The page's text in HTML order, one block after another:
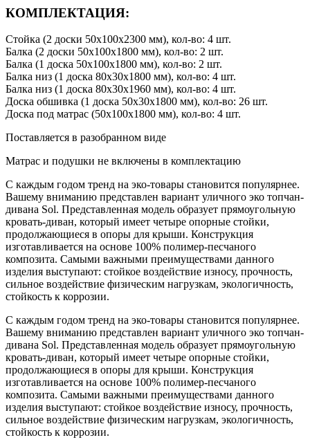
КОМПЛЕКТАЦИЯ:
Стойка (2 доски 50х100х2300 мм), кол-во: 4 шт.
Балка (2 доски 50х100х1800 мм), кол-во: 2 шт.
Балка (1 доска 50х100х1800 мм), кол-во: 2 шт.
Балка низ (1 доска 80х30х1800 мм), кол-во: 4 шт.
Балка низ (1 доска 80х30х1960 мм), кол-во: 4 шт.
Доска обшивка (1 доска 50х30х1800 мм), кол-во: 26 шт.
Доска под матрас (50х100х1800 мм), кол-во: 4 шт.
Поставляется в разобранном виде
Матрас и подушки не включены в комплектацию
С каждым годом тренд на эко-товары становится популярнее.
Вашему вниманию представлен вариант уличного эко топчан-
дивана Sol. Представленная модель образует прямоугольную
кровать-диван, который имеет четыре опорные стойки,
продолжающиеся в опоры для крыши. Конструкция
изготавливается на основе 100% полимер-песчаного
композита. Самыми важными преимуществами данного
изделия выступают: стойкое воздействие износу, прочность,
сильное воздействие физическим нагрузкам, экологичность,
стойкость к коррозии.
С каждым годом тренд на эко-товары становится популярнее.
Вашему вниманию представлен вариант уличного эко топчан-
дивана Sol. Представленная модель образует прямоугольную
кровать-диван, который имеет четыре опорные стойки,
продолжающиеся в опоры для крыши. Конструкция
изготавливается на основе 100% полимер-песчаного
композита. Самыми важными преимуществами данного
изделия выступают: стойкое воздействие износу, прочность,
сильное воздействие физическим нагрузкам, экологичность,
стойкость к коррозии.